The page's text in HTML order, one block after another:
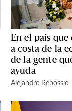
En el país
a costa de la
de la gente
ayuda
Alejandro Rebossio